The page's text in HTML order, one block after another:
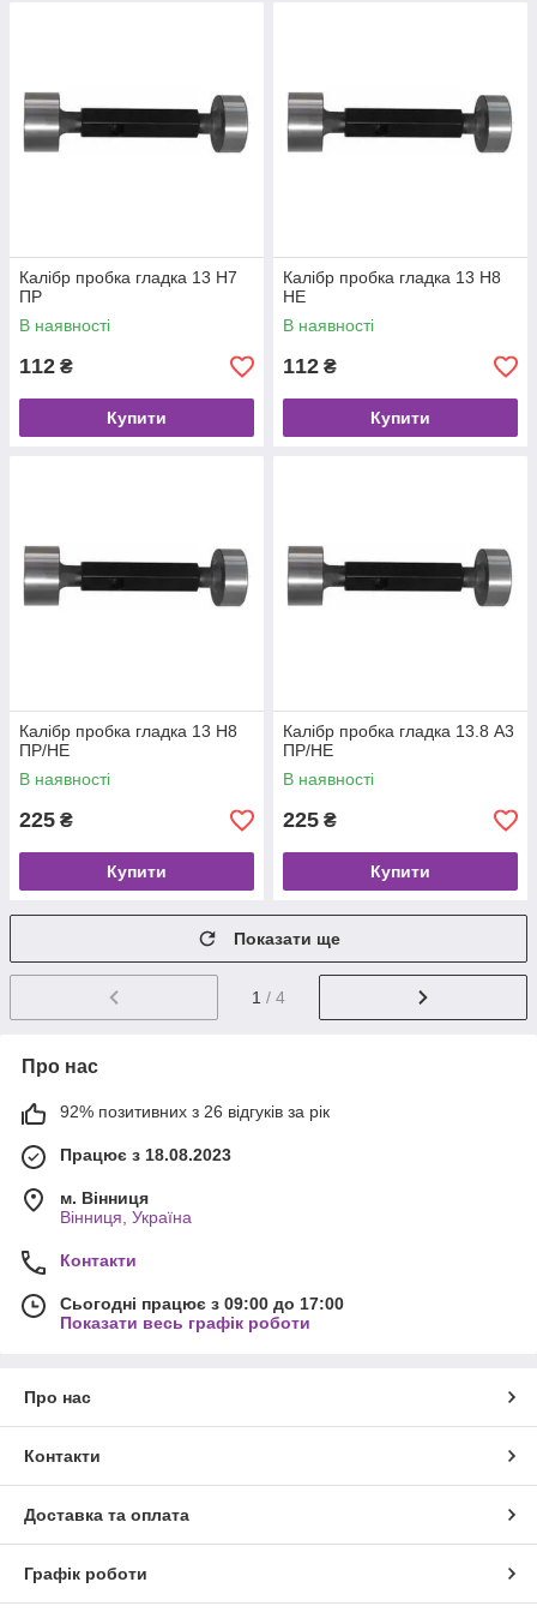
Калібр пробка гладка 13 Н7
ПР
В наявності
112 ₴
Купити
Калібр пробка гладка 13 Н8
НЕ
В наявності
112 ₴
Купити
Калібр пробка гладка 13 Н8
ПР/НЕ
В наявності
225 ₴
Купити
Калібр пробка гладка 13.8 А3
ПР/НЕ
В наявності
225 ₴
Купити
Показати ще
1 / 4
Про нас
92% позитивних з 26 відгуків за рік
Працює з 18.08.2023
м. Вінниця
Вінниця, Україна
Контакти
Сьогодні працює з 09:00 до 17:00
Показати весь графік роботи
Про нас
Контакти
Доставка та оплата
Графік роботи